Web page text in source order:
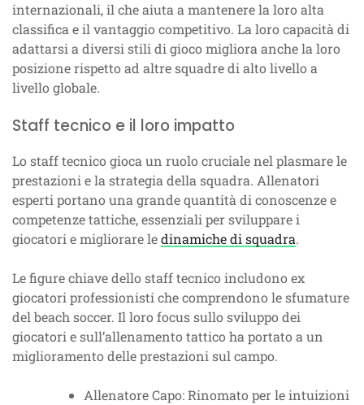
internazionali, il che aiuta a mantenere la loro alta
classifica e il vantaggio competitivo. La loro capacità di
adattarsi a diversi stili di gioco migliora anche la loro
posizione rispetto ad altre squadre di alto livello a
livello globale.
Staff tecnico e il loro impatto
Lo staff tecnico gioca un ruolo cruciale nel plasmare le
prestazioni e la strategia della squadra. Allenatori
esperti portano una grande quantità di conoscenze e
competenze tattiche, essenziali per sviluppare i
giocatori e migliorare ledinamiche di squadra.
Le figure chiave dello staff tecnico includono ex
giocatori professionisti che comprendono le sfumature
del beach soccer. Il loro focus sullo sviluppo dei
giocatori e sull’allenamento tattico ha portato a un
miglioramento delle prestazioni sul campo.
Allenatore Capo: Rinomato per le intuizioni